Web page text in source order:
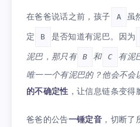
在爸爸说话之前，孩子 A
虽
定
B 是否知道有泥巴。因为
泥巴，那只有
B 和 C 有泥
唯一一个有泥巴的？他会不会
的不确定性 ，让信息链条变得
爸爸的公告一锤定音 ，切断了